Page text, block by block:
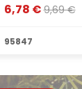
6,78 €9,69 €
95847